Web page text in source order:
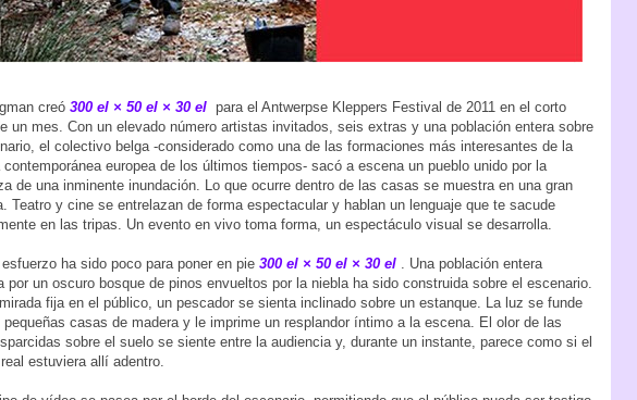
creó 300 el × 50 el × 30 el para el Antwerpse Kleppers Festival de 2011 en el corto
un mes. Con un elevado número artistas invitados, seis extras y una población entera sobre
el colectivo belga -considerado como una de las formaciones más interesantes de la
contemporánea europea de los últimos tiempos- sacó a escena un pueblo unido por la
de una inminente inundación. Lo que ocurre dentro de las casas se muestra en una gran
Teatro y cine se entrelazan de forma espectacular y hablan un lenguaje que te sacude
en las tripas. Un evento en vivo toma forma, un espectáculo visual se desarrolla.
esfuerzo ha sido poco para poner en pie 300 el × 50 el × 30 el . Una población entera
por un oscuro bosque de pinos envueltos por la niebla ha sido construida sobre el escenario.
fija en el público, un pescador se sienta inclinado sobre un estanque. La luz se funde
pequeñas casas de madera y le imprime un resplandor íntimo a la escena. El olor de las
sobre el suelo se siente entre la audiencia y, durante un instante, parece como si el
estuviera allí adentro.